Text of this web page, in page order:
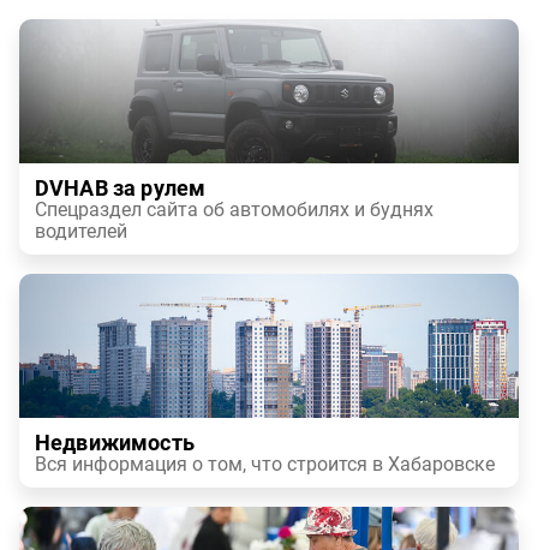
DVHAB за рулем
Спецраздел сайта об автомобилях и буднях
водителей
Недвижимость
Вся информация о том, что строится в Хабаровске